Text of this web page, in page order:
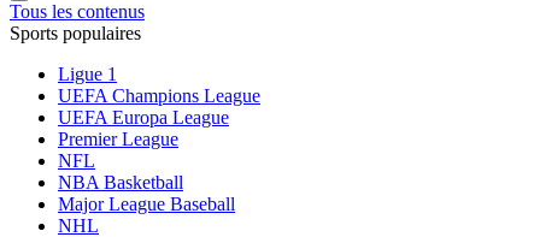
Tous les contenus
Sports populaires
Ligue 1
UEFA Champions League
UEFA Europa League
Premier League
NFL
NBA Basketball
Major League Baseball
NHL